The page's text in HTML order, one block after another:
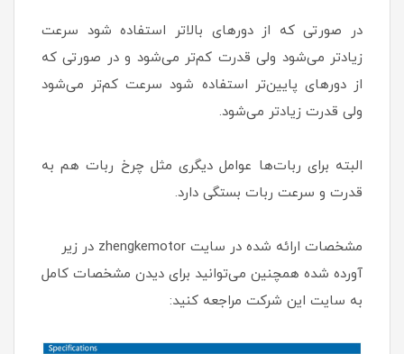
در صورتی که از دورهای بالاتر استفاده شود سرعت
زیادتر می‌شود ولی قدرت کم‌تر می‌شود و در صورتی که
از دورهای پایین‌تر استفاده شود سرعت کم‌تر می‌شود
ولی قدرت زیاد‌تر می‌شود.
البته برای ربات‌‌ها عوامل دیگری مثل چرخ ربات هم به
قدرت و سرعت ربات بستگی دارد.
مشخصات ارائه شده در سایت zhengkemotor در زیر
آورده شده همچنین می‌توانید برای دیدن مشخصات کامل
به سایت این شرکت مراجعه کنید: